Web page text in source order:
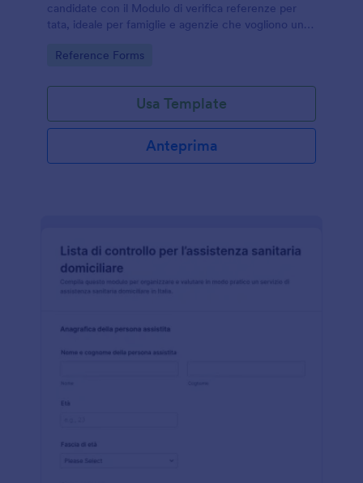
candidate con il Modulo di verifica referenze per
tata, ideale per famiglie e agenzie che vogliono una
Go to Category:
Reference Forms
Usa Template
Anteprima